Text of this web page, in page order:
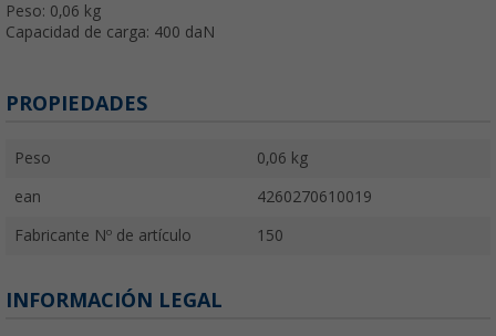
Peso: 0,06 kg
Capacidad de carga: 400 daN
PROPIEDADES
Peso 0,06 kg
ean 4260270610019
Fabricante Nº de artículo 150
INFORMACIÓN LEGAL